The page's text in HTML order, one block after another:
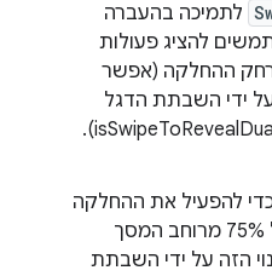
לתמיכה בהעברה
להציג פעולות
ההחלקה (אפשר
ידי השבתת הדגל
isSwipeToRevealDualFlingThresholdEnabled).
להפעיל את ההחלקה
המלאה כשמחליקים מעל 75% מרוחב המסך
על ידי השבתת